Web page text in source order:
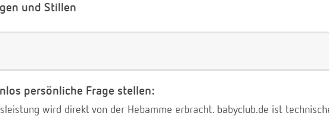
und Stillen
persönliche Frage stellen:
wird direkt von der Hebamme erbracht. babyclub.de ist